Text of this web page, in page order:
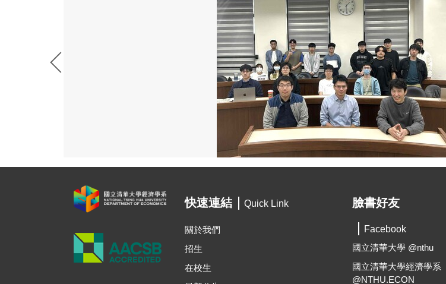
快速連結 Quick Link
關於我們
招生
在校生
臉書好友
Facebook
國立清華大學 @nthu
國立清華大學經濟學系
@NTHU.ECON